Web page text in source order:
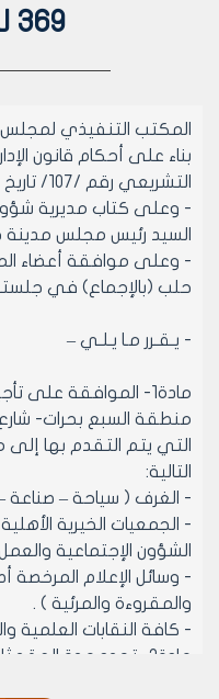
369 لعام 2021
المكتب التنفيذي
بناء على أحكام قانون
التشريعي رقم /107/ تاريخ 23/8/2011 .
- وعلى كتاب مديرية
السيد رئيس مجلس مدينة حلب
- وعلى موافقة أعضاء
حلب (بالإجماع) في جلسته رقم/22/تاريخ
- يـقـرر مـا يـلـي –
مادة1- الموافقة على
منطقة السبع بحرات-
التي يتم التقدم بها
التالية:
- الغرف ( سياحة – صناعة –
- الجمعيات الخيرية
الشؤون الإجتماعية
- وسائل الإعلام
والمقروءة والمرئية ) .
- كافة النقابات العلمية
مادة2- تحدد مدة